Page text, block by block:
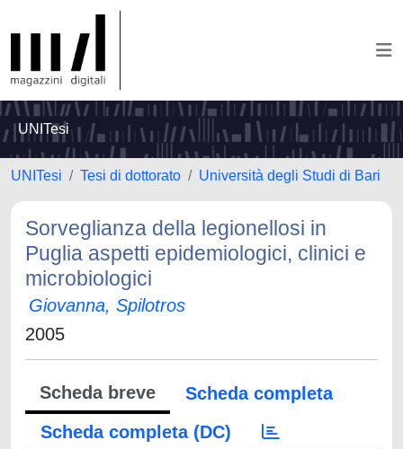
UNITesi
UNITesi Tesi di dottorato Università degli Studi di Bari
Sorveglianza della legionellosi in
Puglia aspetti epidemiologici, clinici e
microbiologici
Giovanna, Spilotros
2005
Scheda breve
Scheda completa
Scheda completa (DC)